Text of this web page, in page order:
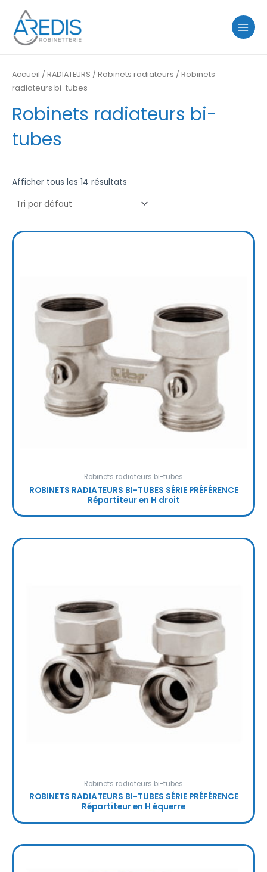
contenu
MENU
Accueil / RADIATEURS / Robinets radiateurs / Robinets
radiateurs bi-tubes
Robinets radiateurs bi-
tubes
Afficher tous les 14 résultats
Robinets radiateurs bi-tubes
ROBINETS RADIATEURS BI-TUBES SÉRIE PRÉFÉRENCE
Répartiteur en H droit
Robinets radiateurs bi-tubes
ROBINETS RADIATEURS BI-TUBES SÉRIE PRÉFÉRENCE
Répartiteur en H équerre